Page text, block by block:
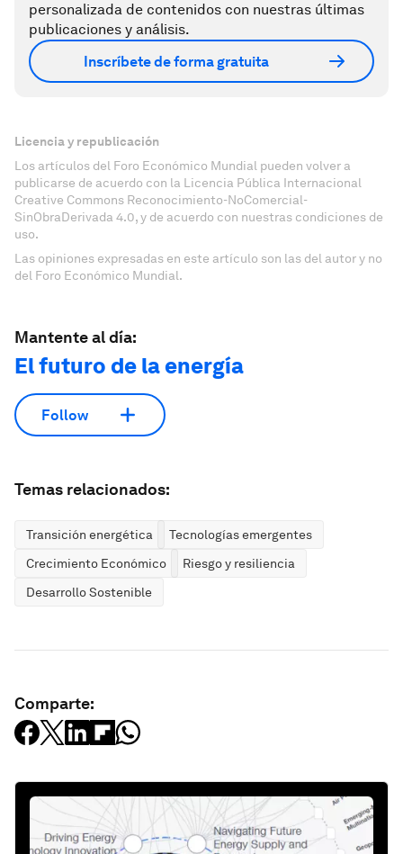
personalizada de contenidos con nuestras últimas
publicaciones y análisis.
Inscríbete de forma gratuita
Licencia y republicación
Los artículos del Foro Económico Mundial pueden volver a
publicarse de acuerdo con la Licencia Pública Internacional
Creative Commons Reconocimiento-NoComercial-
SinObraDerivada 4.0, y de acuerdo con nuestras condiciones de
uso.
Las opiniones expresadas en este artículo son las del autor y no
del Foro Económico Mundial.
Mantente al día:
El futuro de la energía
Follow
Temas relacionados:
Transición energética
Tecnologías emergentes
Crecimiento Económico
Riesgo y resiliencia
Desarrollo Sostenible
Comparte: